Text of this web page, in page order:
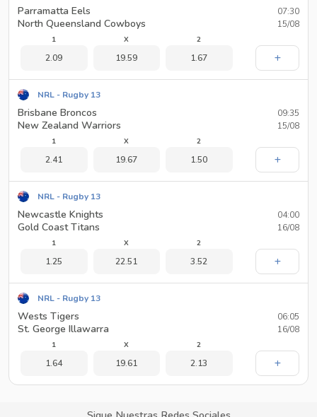
Parramatta Eels
North Queensland Cowboys
07:30
15/08
1
2.09
X
19.59
2
1.67
NRL - Rugby 13
Brisbane Broncos
New Zealand Warriors
09:35
15/08
1
2.41
X
19.67
2
1.50
NRL - Rugby 13
Newcastle Knights
Gold Coast Titans
04:00
16/08
1
1.25
X
22.51
2
3.52
NRL - Rugby 13
Wests Tigers
St. George Illawarra
06:05
16/08
1
1.64
X
19.61
2
2.13